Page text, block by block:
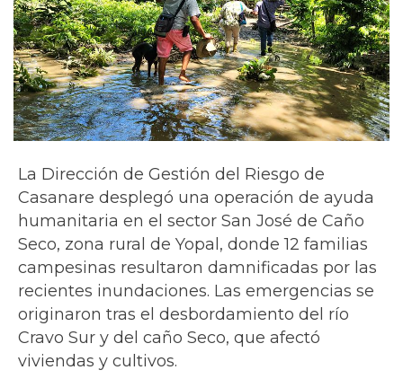
La Dirección de Gestión del Riesgo de
Casanare desplegó una operación de ayuda
humanitaria en el sector San José de Caño
Seco, zona rural de Yopal, donde 12 familias
campesinas resultaron damnificadas por las
recientes inundaciones. Las emergencias se
originaron tras el desbordamiento del río
Cravo Sur y del caño Seco, que afectó
viviendas y cultivos.